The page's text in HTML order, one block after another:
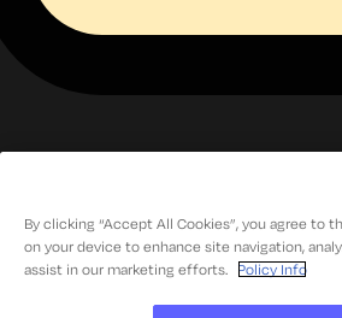
Endbenutzer-Vereinbarung
By clicking “Accept All Cookies”, you agree to
on your device to enhance site navigation,
assist in our marketing efforts.
Policy Info